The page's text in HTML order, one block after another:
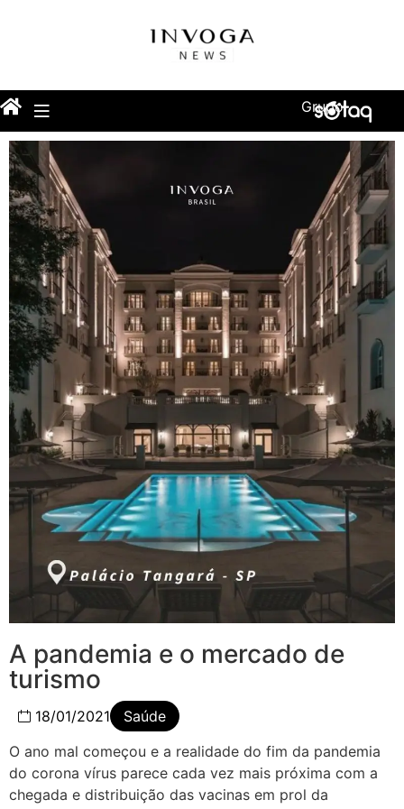
Grupo
A pandemia e o mercado de
turismo
18/01/2021
Saúde
O ano mal começou e a realidade do fim da pandemia
do corona vírus parece cada vez mais próxima com a
chegada e distribuição das vacinas em prol da